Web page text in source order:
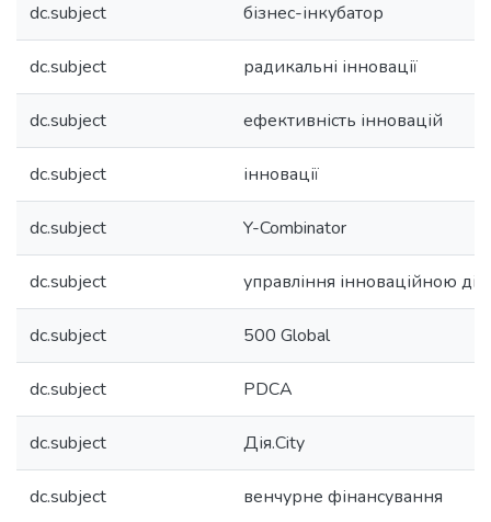
dc.subject бізнес-інкубатор
dc.subject радикальні інновації
dc.subject ефективність інновацій
dc.subject інновації
dc.subject Y-Combinator
dc.subject управління інноваційною
dc.subject 500 Global
dc.subject PDCA
dc.subject Дія.Сity
dc.subject венчурне фінансування